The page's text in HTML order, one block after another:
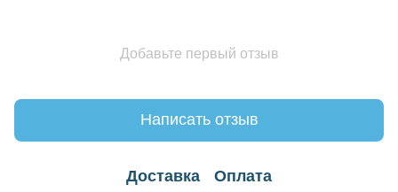
Добавьте первый отзыв
Написать отзыв
Доставка Оплата